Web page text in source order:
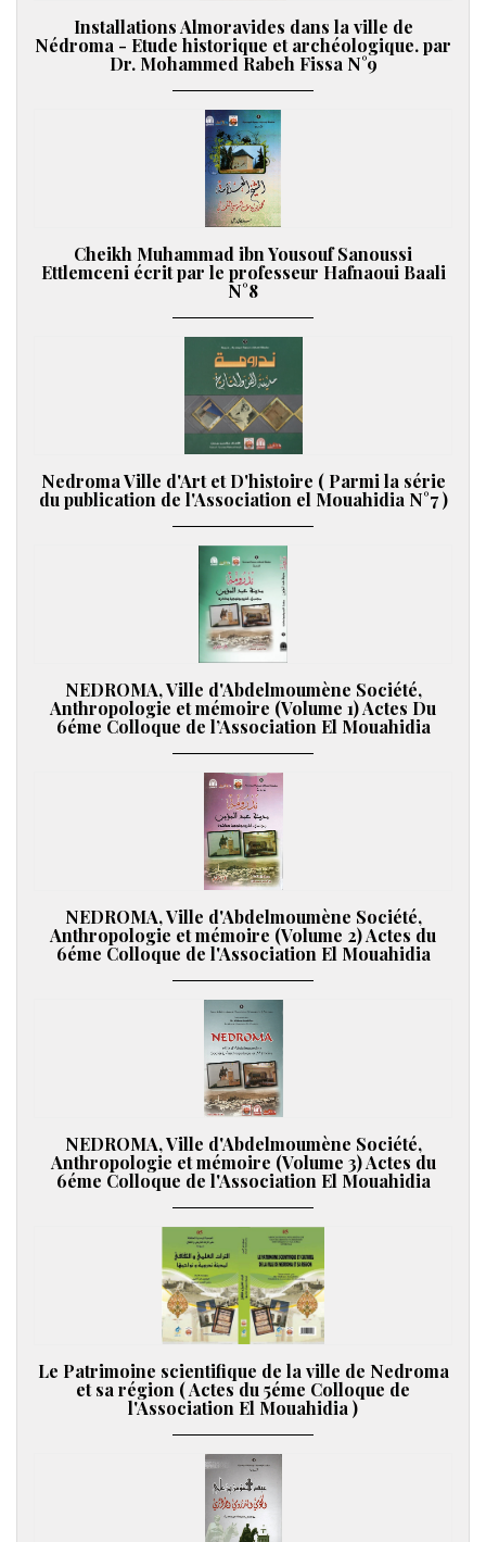
Installations Almoravides dans la ville de
Nédroma - Etude historique et archéologique. par
Dr. Mohammed Rabeh Fissa N°9
Cheikh Muhammad ibn Yousouf Sanoussi
Ettlemceni écrit par le professeur Hafnaoui Baali
N°8
Nedroma Ville d'Art et D'histoire ( Parmi la série
du publication de l'Association el Mouahidia N°7 )
NEDROMA, Ville d'Abdelmoumène Société,
Anthropologie et mémoire (Volume 1) Actes Du
6éme Colloque de l’Association El Mouahidia
NEDROMA, Ville d'Abdelmoumène Société,
Anthropologie et mémoire (Volume 2) Actes du
6éme Colloque de l'Association El Mouahidia
NEDROMA, Ville d'Abdelmoumène Société,
Anthropologie et mémoire (Volume 3) Actes du
6éme Colloque de l'Association El Mouahidia
Le Patrimoine scientifique de la ville de Nedroma
et sa région ( Actes du 5éme Colloque de
l'Association El Mouahidia )